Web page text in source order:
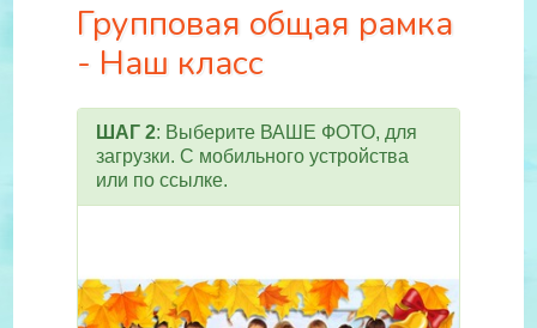
Групповая общая рамка
- Наш класс
ШАГ 2: Выберите ВАШЕ ФОТО, для
загрузки. С мобильного устройства
или по ссылке.